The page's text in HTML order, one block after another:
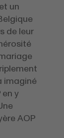
un
de leur
imaginé
y
AOP